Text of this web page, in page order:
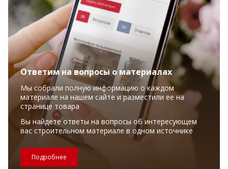
Ответим на вопросы о материалах
Мы собрали полную информацию о каждом
материале на нашем сайте и разместили ее на
странице товара
Вы найдете ответы на вопросы об интересующем
вас строительном материале в одном источнике
Подробнее